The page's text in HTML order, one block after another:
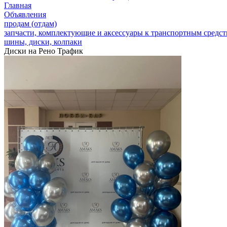
Главная
Объявления
продам (отдам)
запчасти, комплектующие и аксессуары к транспортным
шины, диски, колпаки
Диски на Рено Трафик